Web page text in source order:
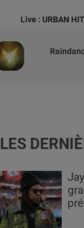
Live : URBAN HIT
LES